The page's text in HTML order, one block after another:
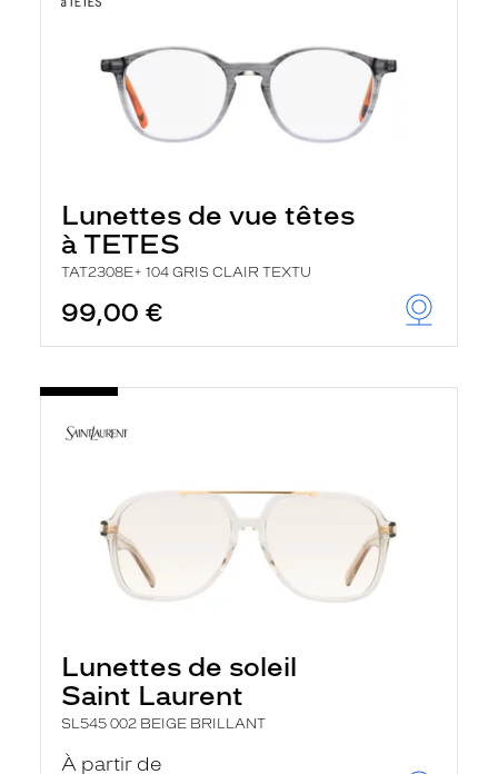
Lunettes de vue têtes
à TETES
TAT2308E+ 104 GRIS CLAIR TEXTU
99,00 €
Lunettes de soleil
Saint Laurent
SL545 002 BEIGE BRILLANT
À partir de